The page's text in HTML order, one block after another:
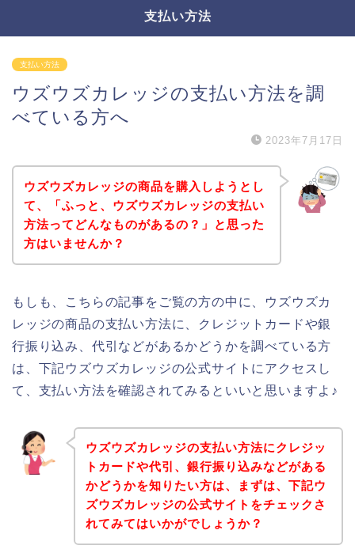
支払い方法
支払い方法
ウズウズカレッジの支払い方法を調
べている方へ
2023年7月17日
ウズウズカレッジの商品を購入しようとし
て、「ふっと、ウズウズカレッジの支払い
方法ってどんなものがあるの？」と思った
方はいませんか？
もしも、こちらの記事をご覧の方の中に、ウズウズカ
レッジの商品の支払い方法に、クレジットカードや銀
行振り込み、代引などがあるかどうかを調べている方
は、下記ウズウズカレッジの公式サイトにアクセスし
て、支払い方法を確認されてみるといいと思いますよ♪
ウズウズカレッジの支払い方法にクレジッ
トカードや代引、銀行振り込みなどがある
かどうかを知りたい方は、まずは、下記ウ
ズウズカレッジの公式サイトをチェックさ
れてみてはいかがでしょうか？